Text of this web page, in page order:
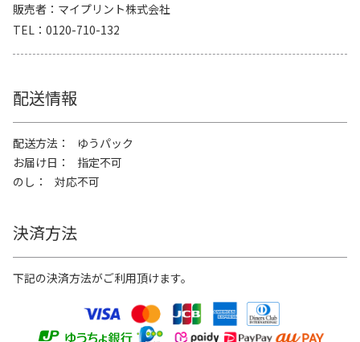
販売者
マイプリント株式会社
TEL
0120-710-132
配送情報
配送方法
ゆうパック
お届け日
指定不可
のし
対応不可
決済方法
下記の決済方法がご利用頂けます。